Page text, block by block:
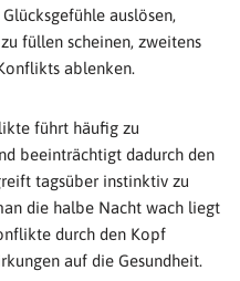
auslösen,
füllen scheinen, zweitens
ablenken.
führt häufig zu
beeinträchtigt dadurch den
tagsüber instinktiv zu
die halbe Nacht wach liegt
durch den Kopf
auf die Gesundheit.